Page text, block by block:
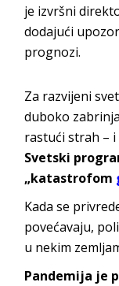
je izvršni
dodajući
prognozi.
Za razvijeni
duboko
rastući strah –
Svetski
„katastrofom
Kada se
povećavaju,
u nekim
Pandemija je